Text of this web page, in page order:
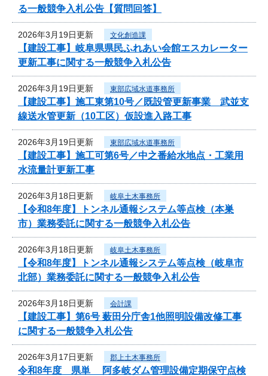
る一般競争入札公告【質問回答】
2026年3月19日更新 文化創造課
【建設工事】岐阜県県民ふれあい会館エスカレーター
更新工事に関する一般競争入札公告
2026年3月19日更新 東部広域水道事務所
【建設工事】施工東第10号／既設管更新事業 武並支
線送水管更新（10工区）仮設進入路工事
2026年3月19日更新 東部広域水道事務所
【建設工事】施工可第6号／中之番給水地点・工業用
水流量計更新工事
2026年3月18日更新 岐阜土木事務所
【令和8年度】トンネル通報システム等点検（本巣
市）業務委託に関する一般競争入札公告
2026年3月18日更新 岐阜土木事務所
【令和8年度】トンネル通報システム等点検（岐阜市
北部）業務委託に関する一般競争入札公告
2026年3月18日更新 会計課
【建設工事】第6号 薮田分庁舎1他照明設備改修工事
に関する一般競争入札公告
2026年3月17日更新 郡上土木事務所
令和8年度 県単 阿多岐ダム管理設備定期保守点検